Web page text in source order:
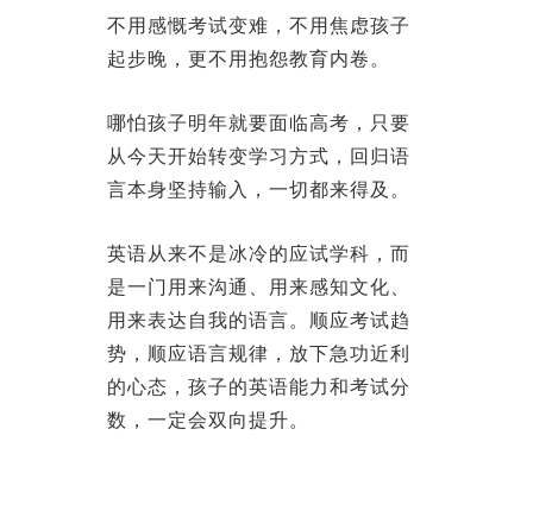
不用感慨考试变难，不用焦虑孩子
起步晚，更不用抱怨教育内卷。
哪怕孩子明年就要面临高考，只要
从今天开始转变学习方式，回归语
言本身坚持输入，一切都来得及。
英语从来不是冰冷的应试学科，而
是一门用来沟通、用来感知文化、
用来表达自我的语言。顺应考试趋
势，顺应语言规律，放下急功近利
的心态，孩子的英语能力和考试分
数，一定会双向提升。